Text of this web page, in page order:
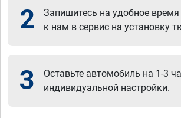
2
Запишитесь на удобное
к нам в сервис на установку
3
Оставьте автомобиль на 1-3
индивидуальной настройки.